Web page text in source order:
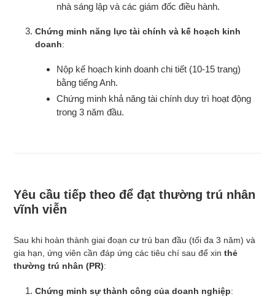
nhà sáng lập và các giám đốc điều hành.
Chứng minh năng lực tài chính và kế hoạch kinh
doanh:
Nộp kế hoạch kinh doanh chi tiết (10-15 trang)
bằng tiếng Anh.
Chứng minh khả năng tài chính duy trì hoạt động
trong 3 năm đầu.
Yêu cầu tiếp theo để đạt thường trú nhân
vĩnh viễn
Sau khi hoàn thành giai đoạn cư trú ban đầu (tối đa 3 năm) và
gia hạn, ứng viên cần đáp ứng các tiêu chí sau để xin thẻ
thường trú nhân (PR):
Chứng minh sự thành công của doanh nghiệp: